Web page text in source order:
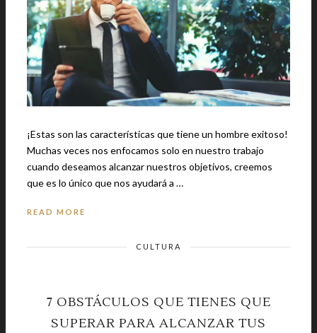
¡Estas son las características que tiene un hombre exitoso!
Muchas veces nos enfocamos solo en nuestro trabajo
cuando deseamos alcanzar nuestros objetivos, creemos
que es lo único que nos ayudará a …
READ MORE
CULTURA
7 OBSTÁCULOS QUE TIENES QUE
SUPERAR PARA ALCANZAR TUS